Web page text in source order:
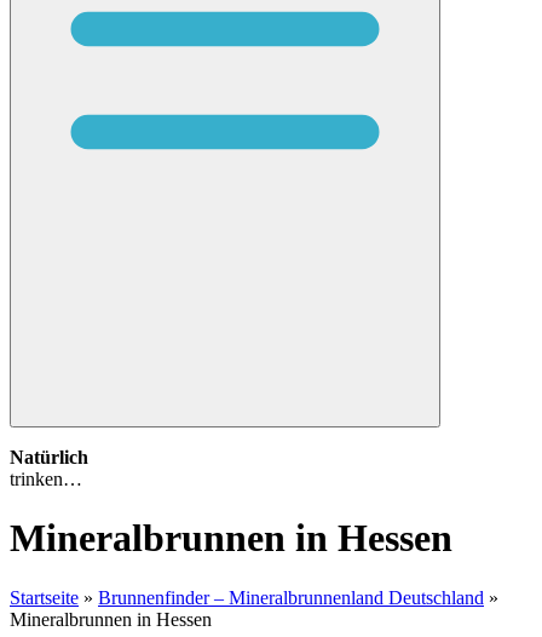
Natürlich
trinken…
Mineralbrunnen in Hessen
Startseite » Brunnenfinder – Mineralbrunnenland Deutschland »
Mineralbrunnen in Hessen